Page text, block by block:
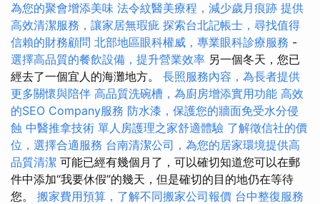
為您的聚會增添美味 法令紋醫美療程，減少歲月痕跡 提供
高效清潔服務，讓家居無瑕疵 探索台北記帳士，尋找值得
信賴的財務顧問 北部地區眼科權威，專業眼科診療服務 -
選擇高品質的餐飲設備，提升營業效率 另一個冬天，您已
經去了一個宜人的海灘地方。 長照服務內容，為長者提供
更多關懷與陪伴 高品質洗碗槽，為廚房增添實用功能 高效
的SEO Company服務 防水漆，保護您的牆面免受水分侵
蝕 中醫推拿技術 單人房護理之家舒適體驗 了解徵信社的價
位，選擇合適服務 台南清潔公司，為您的居家環境提供高
品質清潔 可能已經有幾個月了，可以確切知道您可以在郵
件中添加“我要休假”的幾天，但是確切的目的地仍在等待
您。 搬家費用預算，了解不同搬家公司報價 台中整復服務